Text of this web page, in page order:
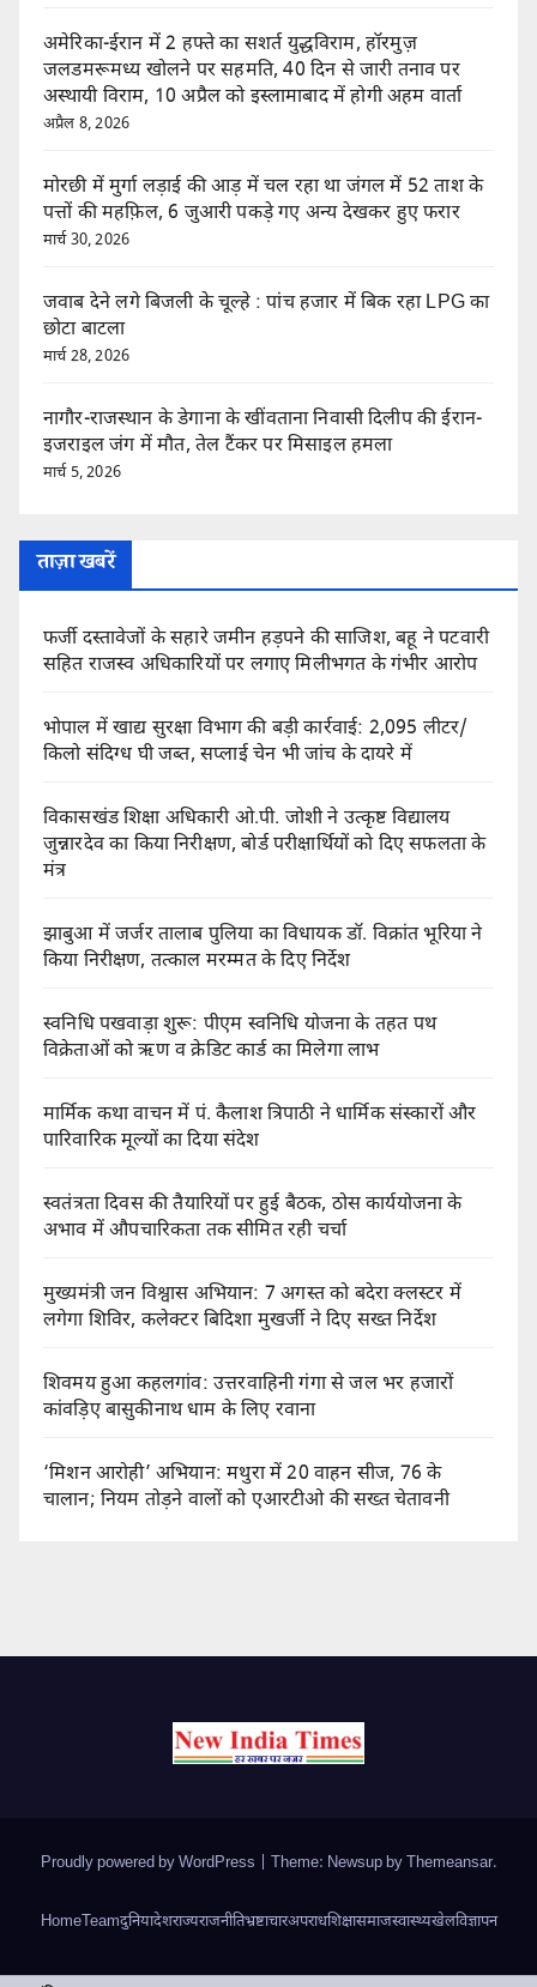
अमेरिका-ईरान में 2 हफ्ते का सशर्त युद्धविराम, हॉरमुज़
जलडमरूमध्य खोलने पर सहमति, 40 दिन से जारी तनाव पर
अस्थायी विराम, 10 अप्रैल को इस्लामाबाद में होगी अहम वार्ता
अप्रैल 8, 2026
मोरछी में मुर्गा लड़ाई की आड़ में चल रहा था जंगल में 52 ताश के
पत्तों की महफ़िल, 6 जुआरी पकड़े गए अन्य देखकर हुए फरार
मार्च 30, 2026
जवाब देने लगे बिजली के चूल्हे : पांच हजार में बिक रहा LPG का
छोटा बाटला
मार्च 28, 2026
नागौर-राजस्थान के डेगाना के खींवताना निवासी दिलीप की ईरान-
इजराइल जंग में मौत, तेल टैंकर पर मिसाइल हमला
मार्च 5, 2026
ताज़ा खबरें
फर्जी दस्तावेजों के सहारे जमीन हड़पने की साजिश, बहू ने पटवारी
सहित राजस्व अधिकारियों पर लगाए मिलीभगत के गंभीर आरोप
भोपाल में खाद्य सुरक्षा विभाग की बड़ी कार्रवाई: 2,095 लीटर/
किलो संदिग्ध घी जब्त, सप्लाई चेन भी जांच के दायरे में
विकासखंड शिक्षा अधिकारी ओ.पी. जोशी ने उत्कृष्ट विद्यालय
जुन्नारदेव का किया निरीक्षण, बोर्ड परीक्षार्थियों को दिए सफलता के
मंत्र
झाबुआ में जर्जर तालाब पुलिया का विधायक डॉ. विक्रांत भूरिया ने
किया निरीक्षण, तत्काल मरम्मत के दिए निर्देश
स्वनिधि पखवाड़ा शुरू: पीएम स्वनिधि योजना के तहत पथ
विक्रेताओं को ऋण व क्रेडिट कार्ड का मिलेगा लाभ
मार्मिक कथा वाचन में पं. कैलाश त्रिपाठी ने धार्मिक संस्कारों और
पारिवारिक मूल्यों का दिया संदेश
स्वतंत्रता दिवस की तैयारियों पर हुई बैठक, ठोस कार्ययोजना के
अभाव में औपचारिकता तक सीमित रही चर्चा
मुख्यमंत्री जन विश्वास अभियान: 7 अगस्त को बदेरा क्लस्टर में
लगेगा शिविर, कलेक्टर बिदिशा मुखर्जी ने दिए सख्त निर्देश
शिवमय हुआ कहलगांव: उत्तरवाहिनी गंगा से जल भर हजारों
कांवड़िए बासुकीनाथ धाम के लिए रवाना
‘मिशन आरोही’ अभियान: मथुरा में 20 वाहन सीज, 76 के
चालान; नियम तोड़ने वालों को एआरटीओ की सख्त चेतावनी
Proudly powered by WordPress Theme: Newsup byThemeansar.
HomeTeamदुनियादेशराज्यराजनीतिभ्रष्टाचारअपराधशिक्षासमाजस्वास्थ्यखेलविज्ञापन